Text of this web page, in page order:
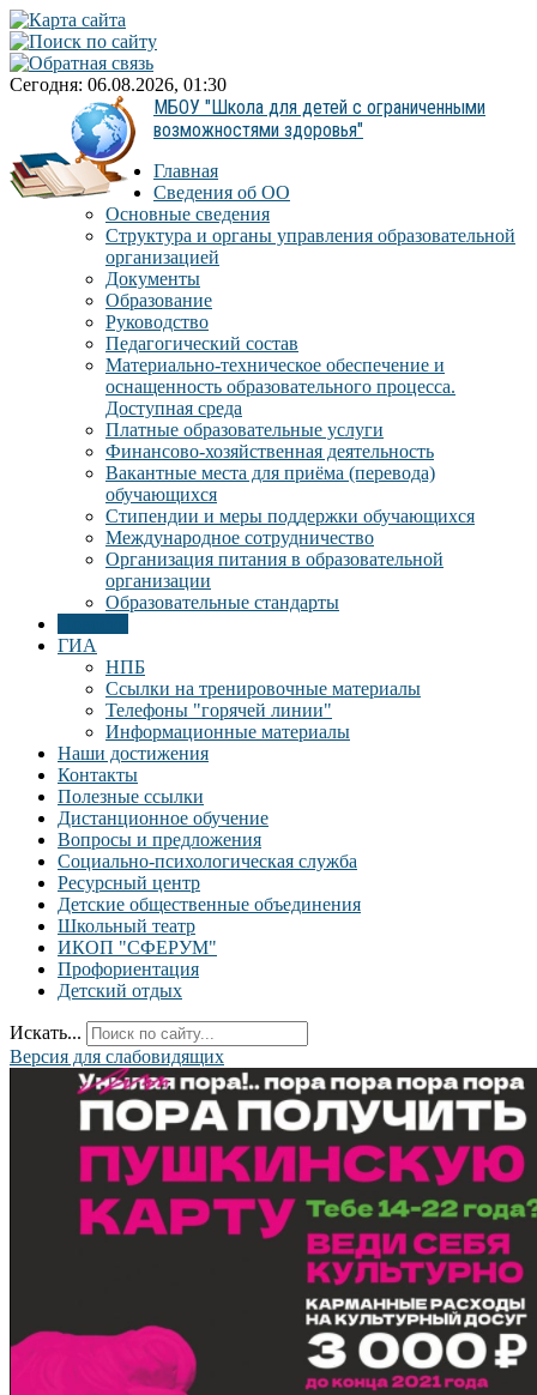
Сегодня: 06.08.2026, 01:30
МБОУ "Школа для детей с ограниченными
возможностями здоровья"
Главная
Сведения об ОО
Основные сведения
Структура и органы управления образовательной
организацией
Документы
Образование
Руководство
Педагогический состав
Материально-техническое обеспечение и
оснащенность образовательного процесса.
Доступная среда
Платные образовательные услуги
Финансово-хозяйственная деятельность
Вакантные места для приёма (перевода)
обучающихся
Стипендии и меры поддержки обучающихся
Международное сотрудничество
Организация питания в образовательной
организации
Образовательные стандарты
ГИА
НПБ
Ссылки на тренировочные материалы
Телефоны "горячей линии"
Информационные материалы
Наши достижения
Контакты
Полезные ссылки
Дистанционное обучение
Вопросы и предложения
Социально-психологическая служба
Ресурсный центр
Детские общественные объединения
Школьный театр
ИКОП "СФЕРУМ"
Профориентация
Детский отдых
Искать...
Версия для слабовидящих